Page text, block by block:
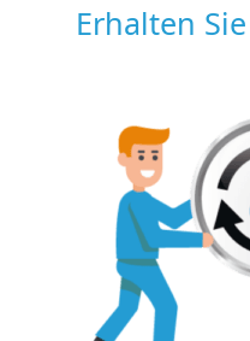
Erhalten